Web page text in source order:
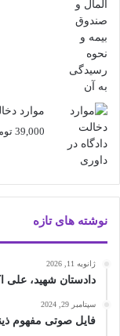
موارد
39,000
نوشته های تازه
ژانویه 11, 2026
دادستان شهید، علی
سپتامبر 29, 2024
فایل صوتی مفهوم